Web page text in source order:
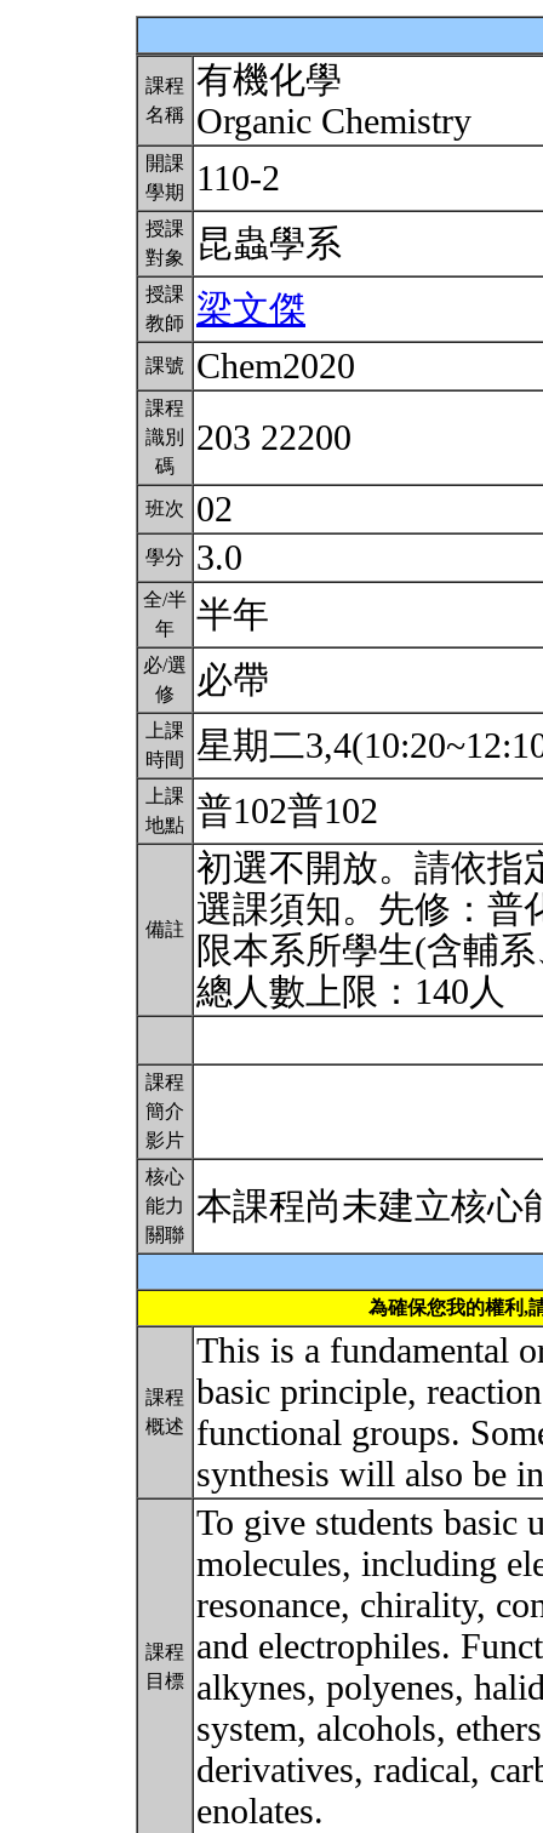
課程
名稱
有機化學
Organic Chemistry
開課
學期
110-2
授課
對象
昆蟲學系
授課
教師
梁文傑
課號 Chem2020
課程
識別
碼
203 22200
班次 02
學分 3.0
全/半
年
半年
必/選
修
必帶
上課
時間
星期二
上課
地點 普102普102
備註
初選不開放。請依指
選課須知。先修：普
限本系所學生(含輔
總人數上限：140人
課程
簡介
影片
核心
能力
關聯
本課程尚未建立核心
為確保您我的權利,
課程
概述
This is a fundamental
basic principle,
functional groups.
synthesis will also be
課程
目標
To give students basic
molecules, including
resonance, chirality,
and electrophiles.
alkynes, polyenes,
system, alcohols,
derivatives, radical,
enolates.